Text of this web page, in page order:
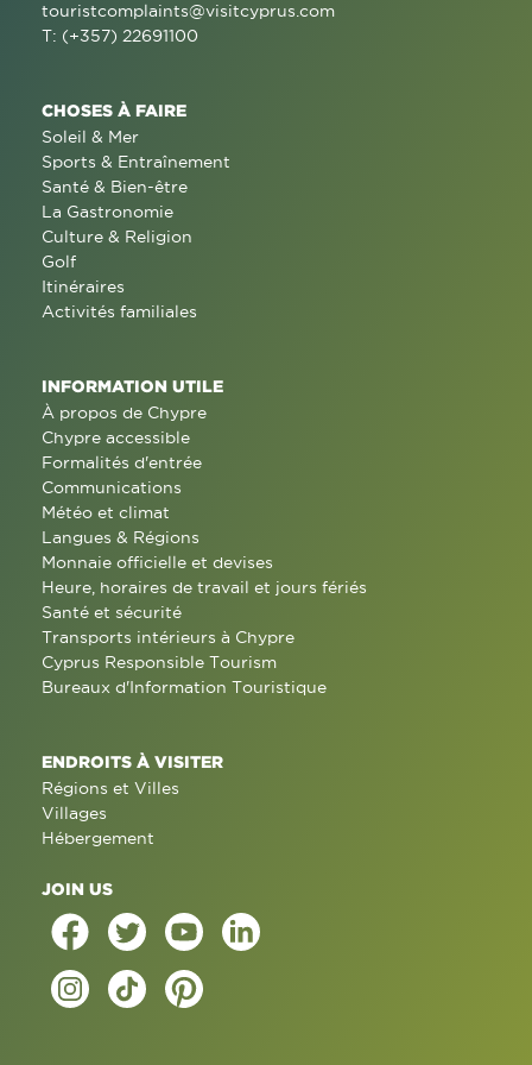
touristcomplaints@visitcyprus.com
T: (+357) 22691100
CHOSES À FAIRE
Soleil & Mer
Sports & Entraînement
Santé & Bien-être
La Gastronomie
Culture & Religion
Golf
Itinéraires
Activités familiales
INFORMATION UTILE
À propos de Chypre
Chypre accessible
Formalités d'entrée
Communications
Météo et climat
Langues & Régions
Monnaie officielle et devises
Heure, horaires de travail et jours fériés
Santé et sécurité
Transports intérieurs à Chypre
Cyprus Responsible Tourism
Bureaux d'Information Touristique
ENDROITS À VISITER
Régions et Villes
Villages
Hébergement
JOIN US